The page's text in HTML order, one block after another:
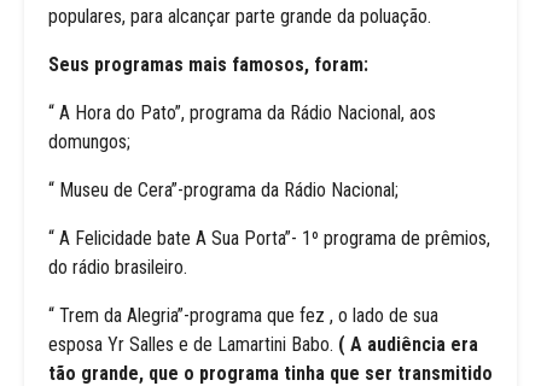
populares, para alcançar parte grande da poluação.
Seus programas mais famosos, foram:
“ A Hora do Pato”, programa da Rádio Nacional, aos
domungos;
“ Museu de Cera”-programa da Rádio Nacional;
“ A Felicidade bate A Sua Porta”- 1º programa de prêmios,
do rádio brasileiro.
“ Trem da Alegria”-programa que fez , o lado de sua
esposa Yr Salles e de Lamartini Babo. ( A audiência era
tão grande, que o programa tinha que ser transmitido